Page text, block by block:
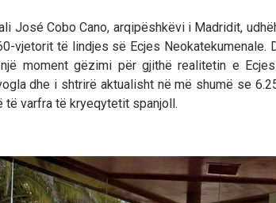
José Cobo Cano, arqipëshkëvi i Madridit,
vjetorit të lindjes së Ecjes
moment gëzimi për gjithë realitetin e
dhe i shtrirë aktualisht në më shumë se
të varfra të kryeqytetit spanjoll.